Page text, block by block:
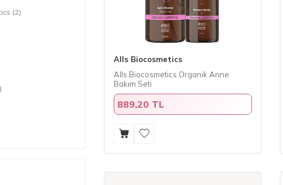
(2)
Alls Biocosmetics
Alls Biocosmetics Organik Anne
Bakım Seti
889,20 TL